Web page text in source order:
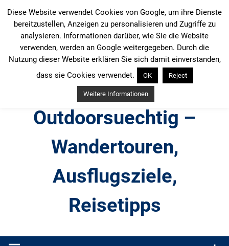
Inhalt
springen
Outdoorsuechtig –
Wandertouren,
Ausflugsziele,
Reisetipps
Produkttests und Buchrezensionen. Ein Blog für alle, die gern
Diese Website verwendet Cookies von Google, um ihre Dienste
bereitzustellen, Anzeigen zu personalisieren und Zugriffe zu
analysieren. Informationen darüber, wie Sie die Website
verwenden, werden an Google weitergegeben. Durch die
Nutzung dieser Website erklären Sie sich damit einverstanden,
dass sie Cookies verwendet.
OK Reject
Weitere Informationen